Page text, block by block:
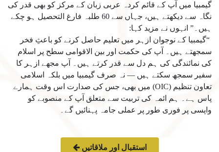
گیمبیا میں آپ کے قائم کردہ عربی زبان کے مرکز کو بھی قدر کی
نگاہ سے دیکھتے ہیں، جہاں سے 60 طلبہ فارغ التحصیل ہو چکے
ہیں۔” انہوں نے مزید کہا:
“گیمبیا کے نوجوان ازہر میں تعلیم حاصل کرنے کو باعثِ فخر
سمجھتے ہیں۔ آپ کی حکمت اور بین الاقوامی سطح پر اسلام
کی نمائندگی کی ہم دل سے قدر کرتے ہیں۔ آپ مجھے ازہر کا
سفیر سمجھ سکتے ہیں — نہ صرف گیمبیا میں بلکہ اسلامی
تعاون تنظیم (OIC) میں بھی، جس کی صدارت اس وقت ہمارے
پاس ہے۔ ہم ائمہ کی تربیت سے متعلق آپ کے منصوبے کو
واپسی پر فوری طور پر عملی جامہ پہنائیں گے۔
استقبال اور ملاقاتیں